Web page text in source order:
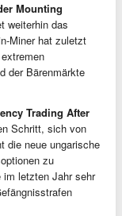
Mounting
weiterhin das
Miner hat zuletzt
der Bärenmärkte
Trading After
Schritt, sich von
die neue ungarische
zu
im letzten Jahr sehr